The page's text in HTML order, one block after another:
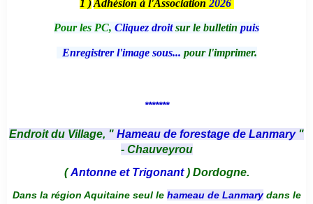
1 ) Adhésion à l'Association 2026
Pour les PC, Cliquez droitsur le bulletin puis
Enregistrer l'image sous... pour l'imprimer.
*******
Endroit du Village, " Hameau de forestage de Lanmary "
- Chauveyrou
(Antonne et Trigonant) Dordogne.
Dans la région Aquitaine seul le hameau de Lanmarydans le